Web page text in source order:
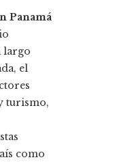
Panamá
largo
el
turismo,
como